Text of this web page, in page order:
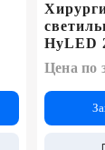
HyLED
Цена по